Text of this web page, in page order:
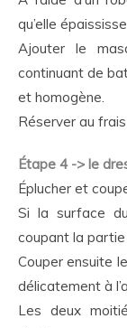
qu’elle
Ajouter le
continuant de
et homogène.
Réserver au
Étape 4 -> le
Éplucher et
Si la surface
coupant la partie
Couper ensuite
délicatement à
Les deux